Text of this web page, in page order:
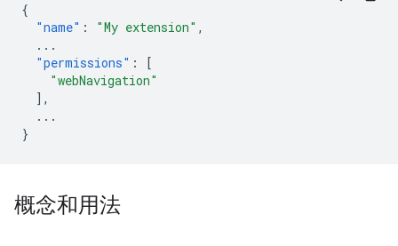
{
"name" : "My extension" ,
...
"permissions" :
[
"webNavigation"
],
...
}
概念和用法